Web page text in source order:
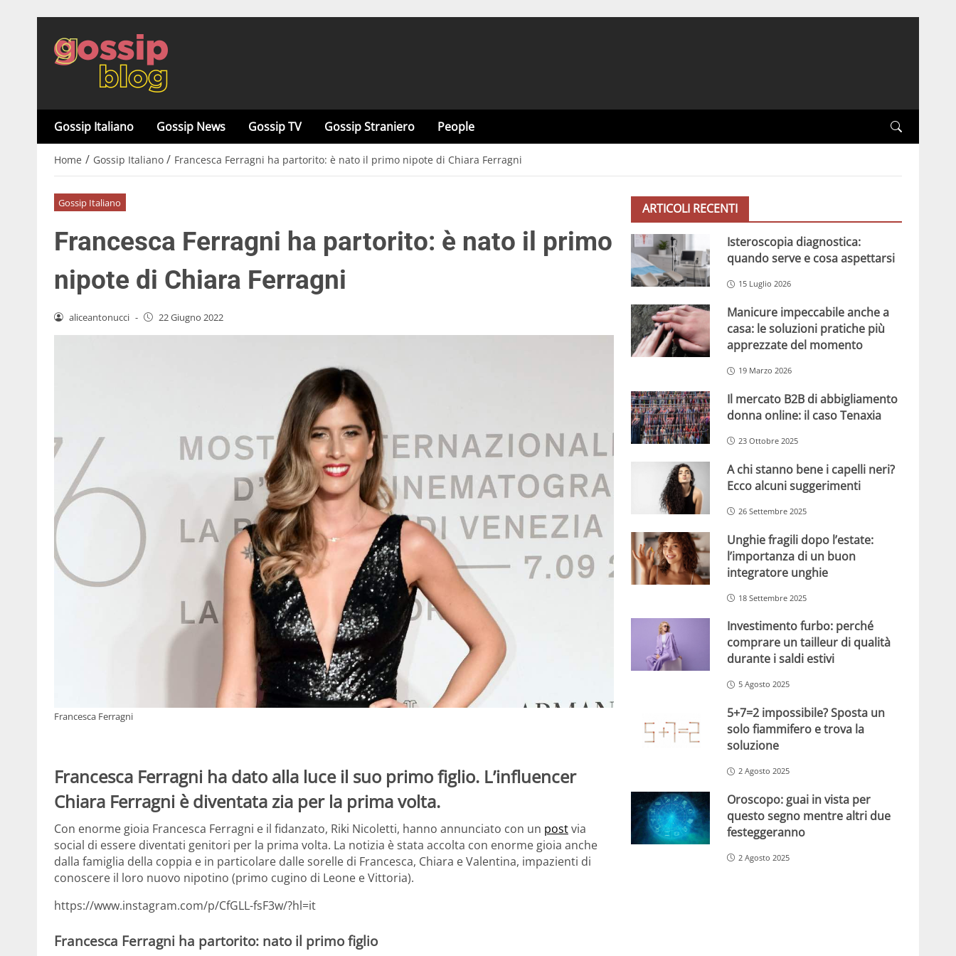
Gossip Italiano Gossip News Gossip TV Gossip Straniero People
Home / Gossip Italiano / Francesca Ferragni ha partorito: è nato il primo nipote di Chiara Ferragni
Gossip Italiano
Francesca Ferragni ha partorito: è nato il primo
nipote di Chiara Ferragni
aliceantonucci - 22 Giugno 2022
Francesca Ferragni
Francesca Ferragni ha dato alla luce il suo primo figlio. L’influencer
Chiara Ferragni è diventata zia per la prima volta.
Con enorme gioia Francesca Ferragni e il fidanzato, Riki Nicoletti, hanno annunciato con un postvia
social di essere diventati genitori per la prima volta. La notizia è stata accolta con enorme gioia anche
dalla famiglia della coppia e in particolare dalle sorelle di Francesca, Chiara e Valentina, impazienti di
conoscere il loro nuovo nipotino (primo cugino di Leone e Vittoria).
https://www.instagram.com/p/CfGLL-fsF3w/?hl=it
Francesca Ferragni ha partorito: nato il primo figlio
ARTICOLI RECENTI
Isteroscopia diagnostica:
quando serve e cosa aspettarsi
15 Luglio 2026
Manicure impeccabile anche a
casa: le soluzioni pratiche più
apprezzate del momento
19 Marzo 2026
Il mercato B2B di abbigliamento
donna online: il caso Tenaxia
23 Ottobre 2025
A chi stanno bene i capelli neri?
Ecco alcuni suggerimenti
26 Settembre 2025
Unghie fragili dopo l’estate:
l’importanza di un buon
integratore unghie
18 Settembre 2025
Investimento furbo: perché
comprare un tailleur di qualità
durante i saldi estivi
5 Agosto 2025
5+7=2 impossibile? Sposta un
solo fiammifero e trova la
soluzione
2 Agosto 2025
Oroscopo: guai in vista per
questo segno mentre altri due
festeggeranno
2 Agosto 2025